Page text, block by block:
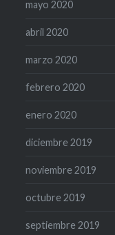
mayo 2020
abril 2020
marzo 2020
febrero 2020
enero 2020
diciembre 2019
noviembre 2019
octubre 2019
septiembre 2019